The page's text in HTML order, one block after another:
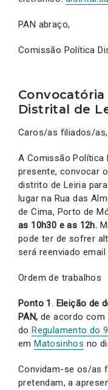
PAN abraço,
Comissão Política
Distrital de
Caros/as filiados/as,
A Comissão Política
presente, convocar
distrito de Leiria
lugar na Rua das
de Cima, Porto de
as 10h30 e as 12h.
pode ter de sofrer
será reenviado
Ordem de trabalhos
Ponto 1. Eleição de
PAN, de acordo com
doRegulamento do
emMatosinhos no
Convidam-se os/as
pretendam, a